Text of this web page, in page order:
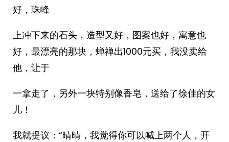
好，珠峰
上冲下来的石头，造型又好，图案也好，寓意也
好，最漂亮的那块，蝉禅出1000元买，我没卖给
他，让于
一拿走了，另外一块特别像香皂，送给了徐佳的女
儿！
我就提议：“晴晴，我觉得你可以喊上两个人，开